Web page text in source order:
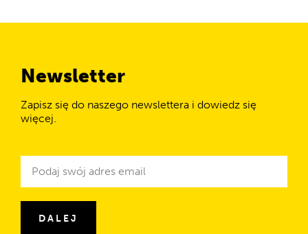
Newsletter
Zapisz się do naszego newslettera i dowiedz się
więcej.
Newsletter
DALEJ